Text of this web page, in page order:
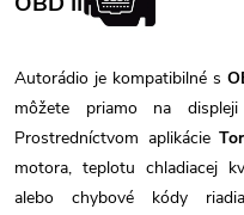
Autorádio je kompatibilné s
môžete priamo na
Prostredníctvom aplikácie
motora, teplotu chladiacej
alebo chybové kódy